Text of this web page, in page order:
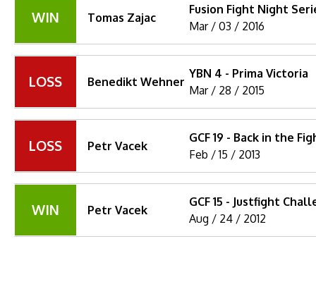
WIN Tomas Zajac
Fusion Fight Night
Mar / 03 / 2016
LOSS Benedikt Wehner
YBN 4 - Prima Victoria
Mar / 28 / 2015
LOSS Petr Vacek
GCF 19 - Back in the
Feb / 15 / 2013
WIN Petr Vacek
GCF 15 - Justfight
Aug / 24 / 2012